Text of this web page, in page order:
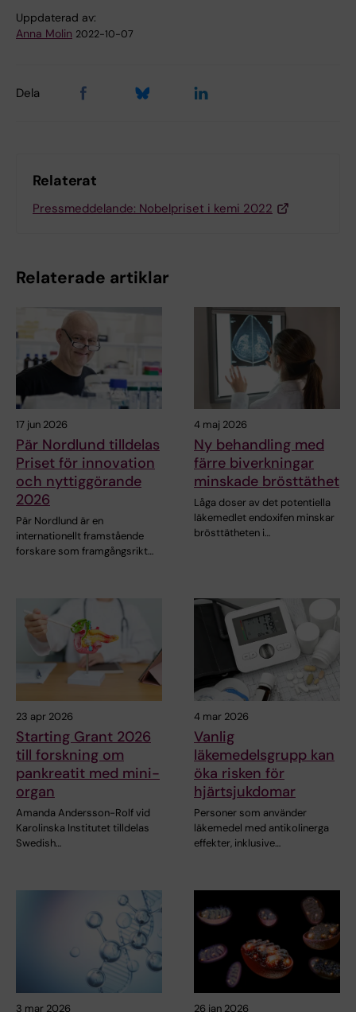
Uppdaterad av:
Anna Molin 2022-10-07
Dela
Relaterat
Pressmeddelande: Nobelpriset i kemi 2022
Relaterade artiklar
17 jun 2026
Pär Nordlund tilldelas
Priset för innovation
och nyttiggörande
2026
Pär Nordlund är en
internationellt framstående
forskare som framgångsrikt…
4 maj 2026
Ny behandling med
färre biverkningar
minskade brösttäthet
Låga doser av det potentiella
läkemedlet endoxifen minskar
brösttätheten i…
23 apr 2026
Starting Grant 2026
till forskning om
pankreatit med mini-
organ
Amanda Andersson-Rolf vid
Karolinska Institutet tilldelas
Swedish…
4 mar 2026
Vanlig
läkemedelsgrupp kan
öka risken för
hjärtsjukdomar
Personer som använder
läkemedel med antikolinerga
effekter, inklusive…
3 mar 2026 26 jan 2026